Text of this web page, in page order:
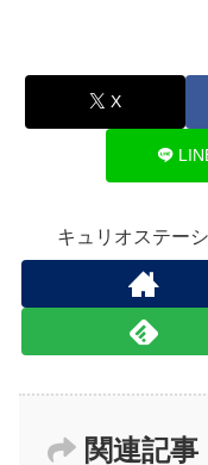
X
キュリオステー
関連記事